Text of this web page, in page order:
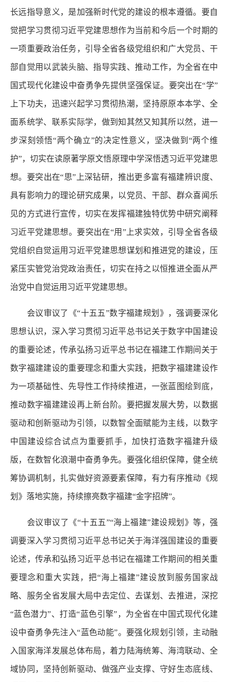
长远指导意义，是加强新时代党的建设的根本遵循。要自
觉把学习贯彻习近平党建思想作为当前和今后一个时期的
一项重要政治任务，引导全省各级党组织和广大党员、干
部自觉用以武装头脑、指导实践、推动工作，为全省在中
国式现代化建设中奋勇争先提供坚强保证。要突出在“学”
上下功夫，迅速兴起学习贯彻热潮，坚持原原本本学、全
面系统学、联系实际学，做到知其然又知其所以然，进一
步深刻领悟“两个确立”的决定性意义，坚决做到“两个维
护”，切实在读原著学原文悟原理中学深悟透习近平党建思
想。要突出在“思”上深钻研，推出更多富有福建辨识度、
具有影响力的理论研究成果，以党员、干部、群众喜闻乐
见的方式进行宣传，切实在发挥福建独特优势中研究阐释
习近平党建思想。要突出在“用”上求实效，引导全省各级
党组织自觉运用习近平党建思想谋划和推进党的建设，压
紧压实管党治党政治责任，切实在持之以恒推进全面从严
治党中自觉运用习近平党建思想。
会议审议了《“十五五”数字福建规划》，强调要深化
思想认识，深入学习贯彻习近平总书记关于数字中国建设
的重要论述，传承弘扬习近平总书记在福建工作期间关于
数字福建建设的重要理念和重大实践，把数字福建建设作
为一项基础性、先导性工作持续推进，一张蓝图绘到底，
推动数字福建建设再上新台阶。要把握发展大势，以数据
驱动和创新驱动为引领，以数智全面赋能为主线，以数字
中国建设综合试点为重要抓手，加快打造数字福建升级
版，在数智化浪潮中奋勇争先。要强化组织保障，健全统
筹协调机制，扎实做好资源要素保障，有力有序推动《规
划》落地实施，持续擦亮数字福建“金字招牌”。
会议审议了《“十五五”“海上福建”建设规划》等，强
调要深入学习贯彻习近平总书记关于海洋强国建设的重要
论述，传承和弘扬习近平总书记在福建工作期间的相关重
要理念和重大实践，把“海上福建”建设放到服务国家战
略、服务全省发展大局中去定位、去谋划、去推进，深挖
“蓝色潜力”、打造“蓝色引擎”，为全省在中国式现代化建
设中奋勇争先注入“蓝色动能”。要强化规划引领，主动融
入国家海洋发展总体布局，着力陆海统筹、海湾联动、全
域协同，坚持创新驱动、做强产业支撑、守好生态底线、